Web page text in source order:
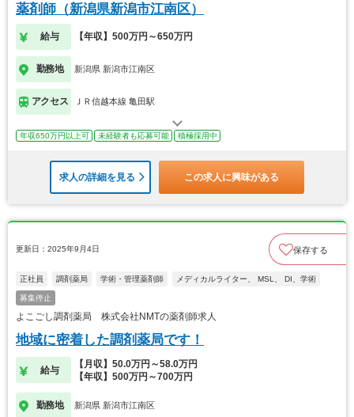
薬剤師（新潟県新潟市江南区）
給与 【年収】500万円～650万円
勤務地 新潟県 新潟市江南区
アクセス ＪＲ信越本線 亀田駅
年収650万円以上可 未経験者も応募可能 積極採用中
求人の詳細を見る この求人に興味がある
更新日：2025年9月4日 保存する
正社員 調剤薬局 学術・管理薬剤師 メディカルライター、 MSL、 DI、学術
募集停止
よこごし調剤薬局 株式会社NMTの薬剤師求人
地域に密着した調剤薬局です！
給与
【月収】50.0万円～58.0万円
【年収】500万円～700万円
勤務地 新潟県 新潟市江南区